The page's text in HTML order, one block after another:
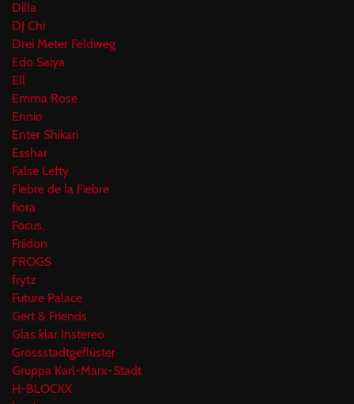
Dilla
DJ Chi
Drei Meter Feldweg
Edo Saiya
Ell
Emma Rose
Ennio
Enter Shikari
Esshar
False Lefty
Fiebre de la Fiebre
fiora
Focus.
Friidon
FROGS
frytz
Future Palace
Gert & Friends
Glas klar Instereo
Grossstadtgeflüster
Gruppa Karl-Marx-Stadt
H-BLOCKX